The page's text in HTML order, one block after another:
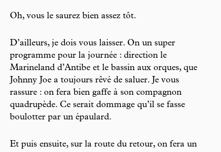
Oh, vous le saurez bien assez tôt.
D’ailleurs, je dois vous laisser. On un super
programme pour la journée : direction le
Marineland d’Antibe et le bassin aux orques, que
Johnny Joe a toujours rêvé de saluer. Je vous
rassure : on fera bien gaffe à son compagnon
quadrupède. Ce serait dommage qu’il se fasse
boulotter par un épaulard.
Et puis ensuite, sur la route du retour, on fera un